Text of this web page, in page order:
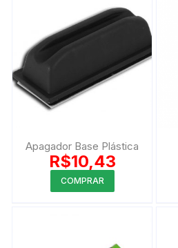
Apagador Base Plástica
R$10,43
COMPRAR